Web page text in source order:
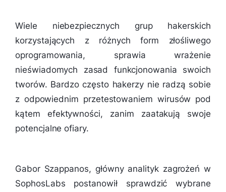
Wiele niebezpiecznych grup hakerskich
korzystających z różnych form złośliwego
oprogramowania, sprawia wrażenie
nieświadomych zasad funkcjonowania swoich
tworów. Bardzo często hakerzy nie radzą sobie
z odpowiednim przetestowaniem wirusów pod
kątem efektywności, zanim zaatakują swoje
potencjalne ofiary.
Gabor Szappanos, główny analityk zagrożeń w
SophosLabs postanowił sprawdzić wybrane